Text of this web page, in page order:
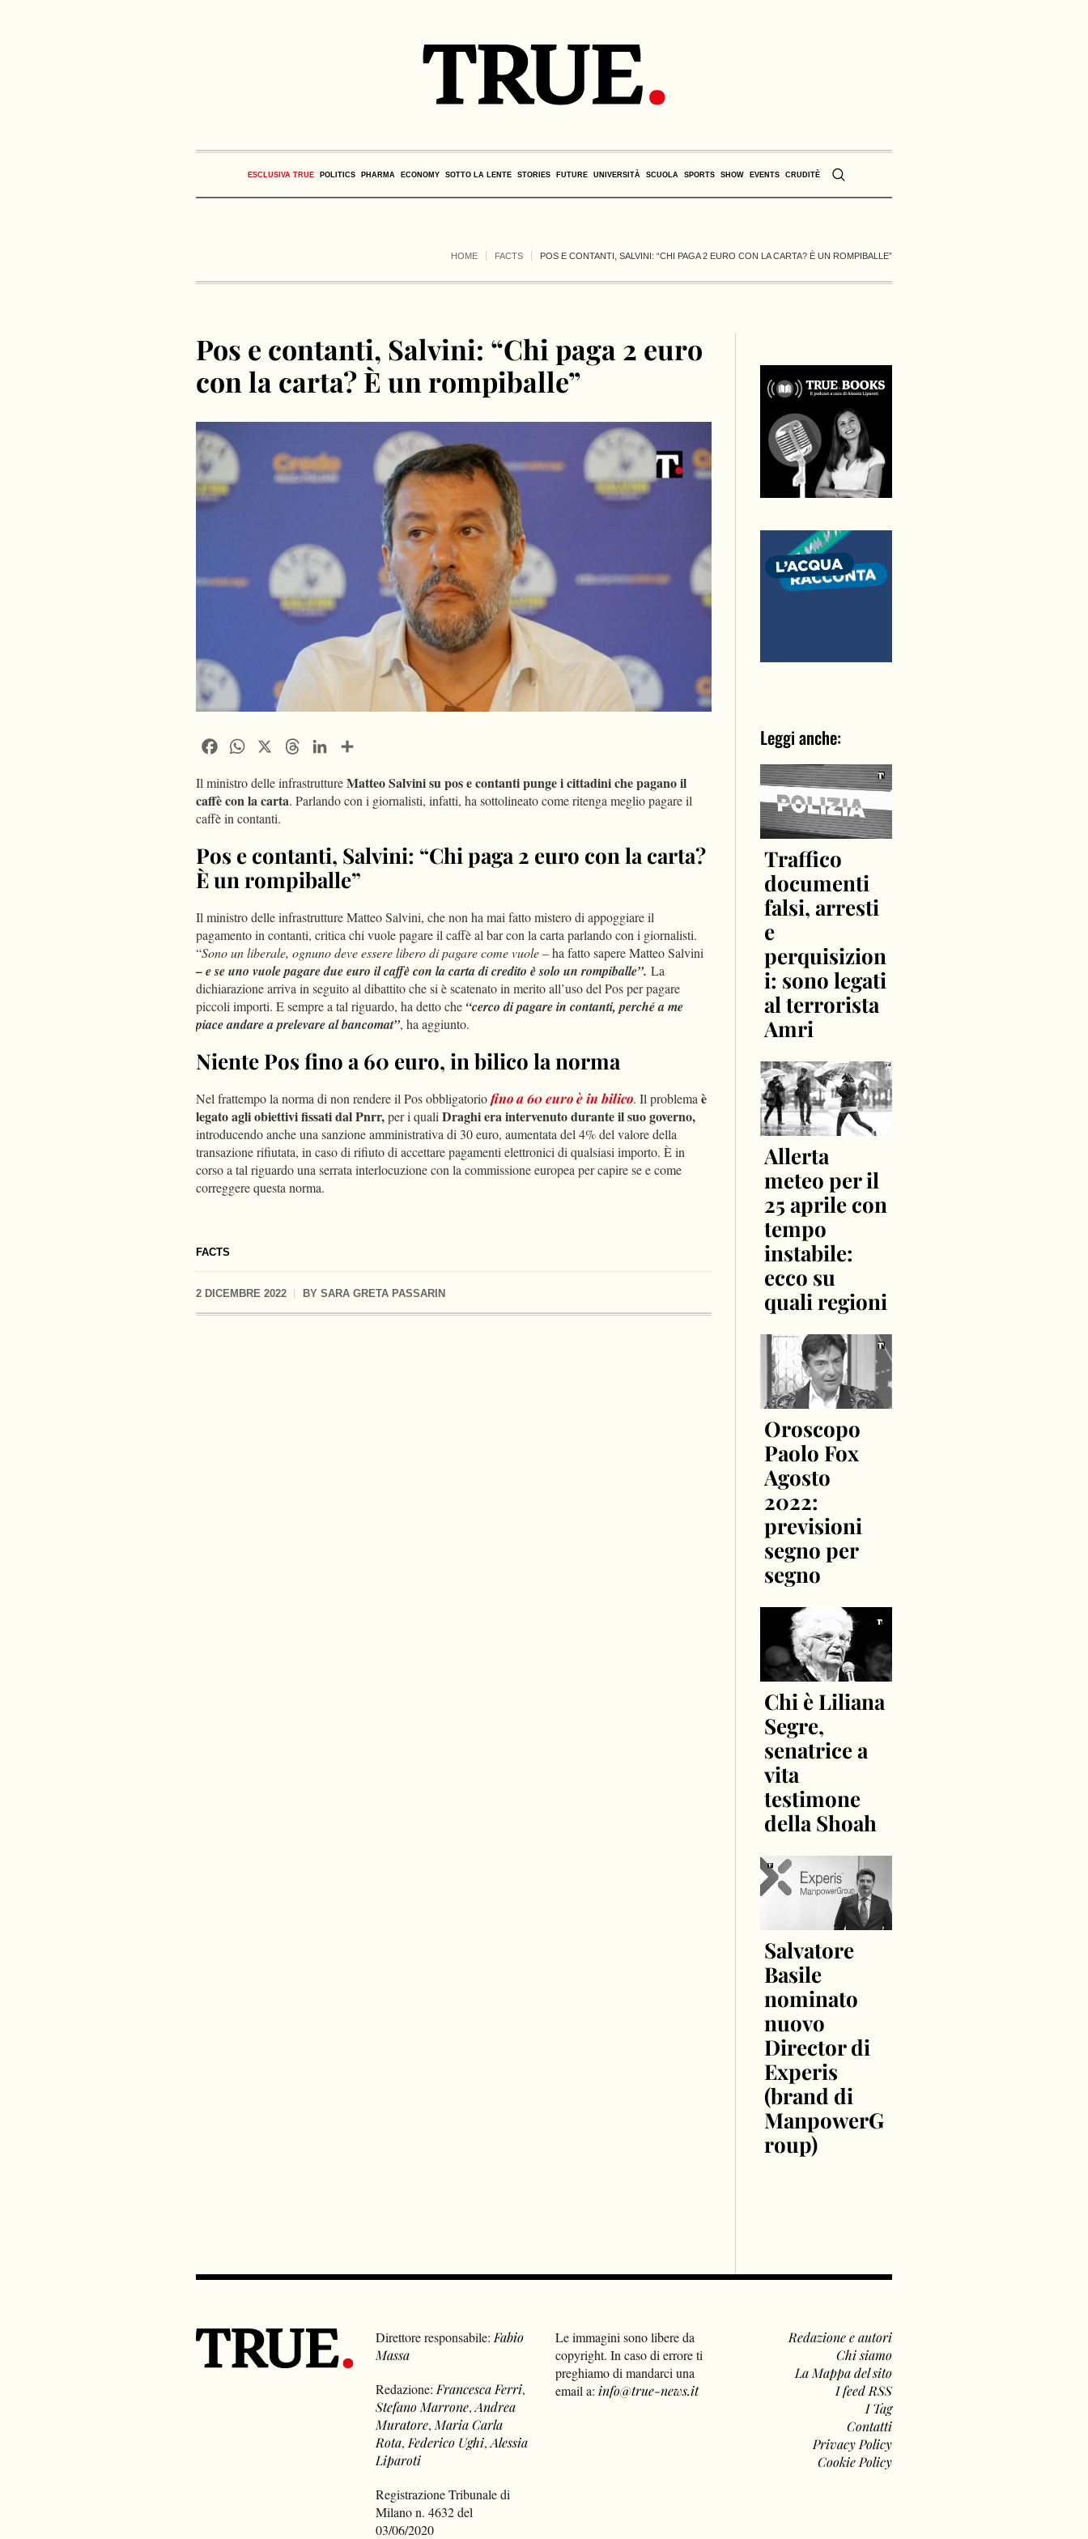
ESCLUSIVA TRUE POLITICS PHARMA ECONOMY SOTTO LA LENTE STORIES FUTURE UNIVERSITÀ SCUOLA SPORTS SHOW EVENTS CRUDITÈ
HOME FACTS POS E CONTANTI, SALVINI: “CHI PAGA 2 EURO CON LA CARTA? È UN ROMPIBALLE”
FACTS
Pos e contanti, Salvini: “Chi paga 2 euro
con la carta? È un rompiballe”
2 DICEMBRE 2022 BY SARA GRETA PASSARIN
FacebookWhatsApp ThreadsLinkedIn
Il ministro delle infrastruttureMatteo Salvini su pos e contanti punge i cittadini che pagano il
caffè con la carta. Parlando con i giornalisti, infatti, ha sottolineato come ritenga meglio pagare il
caffè in contanti.
Pos e contanti, Salvini: “Chi paga 2 euro con la carta?
È un rompiballe”
Il ministro delle infrastrutture Matteo Salvini, che non ha mai fatto mistero di appoggiare il
pagamento in contanti, critica chi vuole pagare il caffè al bar con la carta parlando con i giornalisti.
“Sono un liberale, ognuno deve essere libero di pagare come vuole –ha fatto sapere Matteo Salvini
– e se uno vuole pagare due euro il caffè con la carta di credito è solo un rompiballe”. La
dichiarazione arriva in seguito al dibattito che si è scatenato in merito all’uso del Pos per pagare
piccoli importi. E sempre a tal riguardo, ha detto che “cerco di pagare in contanti, perché a me
piace andare a prelevare al bancomat”, ha aggiunto.
Niente Pos fino a 60 euro, in bilico la norma
Nel frattempo la norma di non rendere il Pos obbligatoriofino a 60 euro è in bilico. Il problemaè
legato agli obiettivi fissati dal Pnrr,per i qualiDraghi era intervenuto durante il suo governo,
introducendo anche una sanzione amministrativa di 30 euro, aumentata del 4% del valore della
transazione rifiutata, in caso di rifiuto di accettare pagamenti elettronici di qualsiasi importo. È in
corso a tal riguardo una serrata interlocuzione con la commissione europea per capire se e come
correggere questa norma.
Leggi anche:
Traffico
documenti
falsi, arresti
e
perquisizion
i: sono legati
al terrorista
Amri
Allerta
meteo per il
25 aprile con
tempo
instabile:
ecco su
quali regioni
Oroscopo
Paolo Fox
Agosto
2022:
previsioni
segno per
segno
Chi è Liliana
Segre,
senatrice a
vita
testimone
della Shoah
Salvatore
Basile
nominato
nuovo
Director di
Experis
(brand di
ManpowerG
roup)
Direttore responsabile: Fabio
Massa
Redazione: Francesca Ferri,
Stefano Marrone,Andrea
Muratore, Maria Carla
Rota, Federico Ughi,Alessia
Liparoti
Registrazione Tribunale di
Milano n. 4632 del
03/06/2020
Le immagini sono libere da
copyright. In caso di errore ti
preghiamo di mandarci una
email a: info@true-news.it
Redazione e autori
Chi siamo
La Mappa del sito
I feed RSS
I Tag
Contatti
Privacy Policy
Cookie Policy